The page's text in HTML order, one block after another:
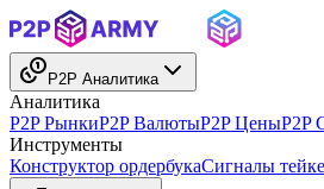
P2P Аналитика
Аналитика
P2P РынкиP2P ВалютыP2P ЦеныP2P
Инструменты
Конструктор ордербукаСигналы